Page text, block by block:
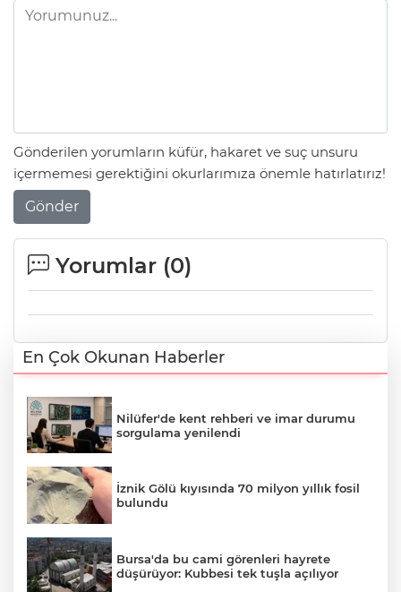
Gönderilen yorumların küfür, hakaret ve suç unsuru
içermemesi gerektiğini okurlarımıza önemle hatırlatırız!
Gönder
Yorumlar (0)
En Çok Okunan Haberler
Nilüfer'de kent rehberi ve imar durumu
sorgulama yenilendi
İznik Gölü kıyısında 70 milyon yıllık fosil
bulundu
Bursa'da bu cami görenleri hayrete
düşürüyor: Kubbesi tek tuşla açılıyor